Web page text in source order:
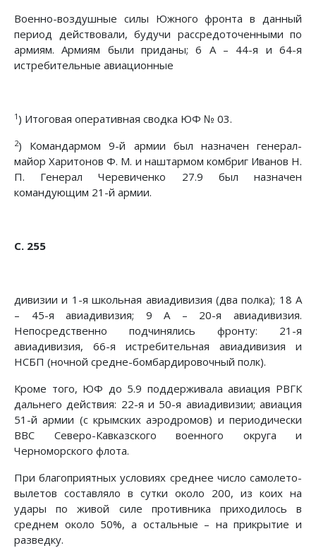
Военно-воздушные силы Южного фронта в данный
период действовали, будучи рассредоточенными по
армиям. Армиям были приданы; 6 А – 44-я и 64-я
истребительные авиационные
1) Итоговая оперативная сводка ЮФ № 03.
2) Командармом 9-й армии был назначен генерал-
майор Харитонов Ф. М. и наштармом комбриг Иванов Н.
П. Генерал Черевиченко 27.9 был назначен
командующим 21-й армии.
С. 255
дивизии и 1-я школьная авиадивизия (два полка); 18 А
– 45-я авиадивизия; 9 А – 20-я авиадивизия.
Непосредственно подчинялись фронту: 21-я
авиадивизия, 66-я истребительная авиадивизия и
НСБП (ночной средне-бомбардировочный полк).
Кроме того, ЮФ до 5.9 поддерживала авиация РВГК
даль­него действия: 22-я и 50-я авиадивизии; авиация
51-й армии (с крымских аэродромов) и периодически
ВВС Северо-Кав­казского военного округа и
Черноморского флота.
При благоприятных условиях среднее число самолето-
вы­летов составляло в сутки около 200, из коих на
удары по живой силе противника приходилось в
среднем около 50%, а остальные – на прикрытие и
разведку.